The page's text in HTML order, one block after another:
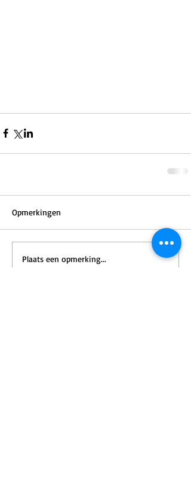
Opmerkingen
Plaats een opmerking...